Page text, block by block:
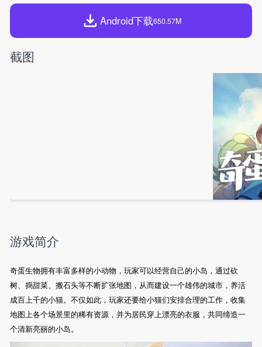
Android下载650.57M
截图
游戏简介
奇蛋生物拥有丰富多样的小动物，玩家可以经营自己的小岛，通过砍
树、捣甜菜、搬石头等不断扩张地图，从而建设一个雄伟的城市，养活
成百上千的小猫。不仅如此，玩家还要给小猫们安排合理的工作，收集
地图上各个场景里的稀有资源，并为居民穿上漂亮的衣服，共同缔造一
个清新亮丽的小岛。